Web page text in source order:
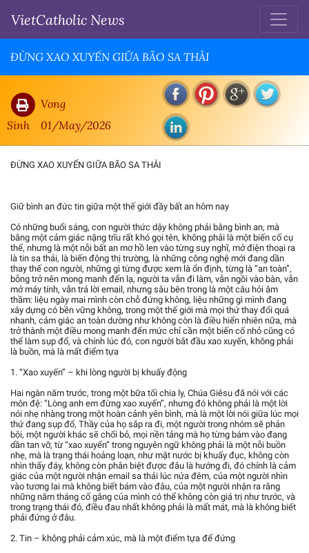
VietCatholic News
ĐỪNG XAO XUYẾN GIỮA BÃO SA THẢI
Vong
Sinh
01/May/2026
ĐỪNG XAO XUYẾN GIỮA BÃO SA THẢI
Giữ bình an đức tin giữa một thế giới đầy bất an hôm nay
Có những buổi sáng, con người thức dậy không phải bằng bình an, mà
bằng một cảm giác nặng trĩu rất khó gọi tên, không phải là một biến cố cụ
thể, nhưng là một nỗi bất an mơ hồ len vào từng suy nghĩ, mở điện thoại ra
là tin sa thải, là biến động thị trường, là những công nghệ mới đang dần
thay thế con người, những gì từng được xem là ổn định, từng là “an toàn”,
bỗng trở nên mong manh đến lạ, người ta vẫn đi làm, vẫn ngồi vào bàn, vẫn
mở máy tính, vẫn trả lời email, nhưng sâu bên trong là một câu hỏi âm
thầm: liệu ngày mai mình còn chỗ đứng không, liệu những gì mình đang
xây dựng có bền vững không, trong một thế giới mà mọi thứ thay đổi quá
nhanh, cảm giác an toàn dường như không còn là điều hiển nhiên nữa, mà
trở thành một điều mong manh đến mức chỉ cần một biến cố nhỏ cũng có
thể làm sụp đổ, và chính lúc đó, con người bắt đầu xao xuyến, không phải
là buồn, mà là mất điểm tựa
1. “Xao xuyến” – khi lòng người bị khuấy động
Hai ngàn năm trước, trong một bữa tối chia ly, Chúa Giêsu đã nói với các
môn đệ: “Lòng anh em đừng xao xuyến”, nhưng đó không phải là một lời
nói nhẹ nhàng trong một hoàn cảnh yên bình, mà là một lời nói giữa lúc mọi
thứ đang sụp đổ, Thầy của họ sắp ra đi, một người trong nhóm sẽ phản
bội, một người khác sẽ chối bỏ, mọi nền tảng mà họ từng bám vào đang
dần tan vỡ, từ “xao xuyến” trong nguyên ngữ không phải là một nỗi buồn
nhẹ, mà là trạng thái hoảng loạn, như mặt nước bị khuấy đục, không còn
nhìn thấy đáy, không còn phân biệt được đâu là hướng đi, đó chính là cảm
giác của một người nhận email sa thải lúc nửa đêm, của một người nhìn
vào tương lai mà không biết bám vào đâu, của một người nhận ra rằng
những năm tháng cố gắng của mình có thể không còn giá trị như trước, và
trong trạng thái đó, điều đau nhất không phải là mất mát, mà là không biết
phải đứng ở đâu.
2. Tin – không phải cảm xúc, mà là một điểm tựa để đứng